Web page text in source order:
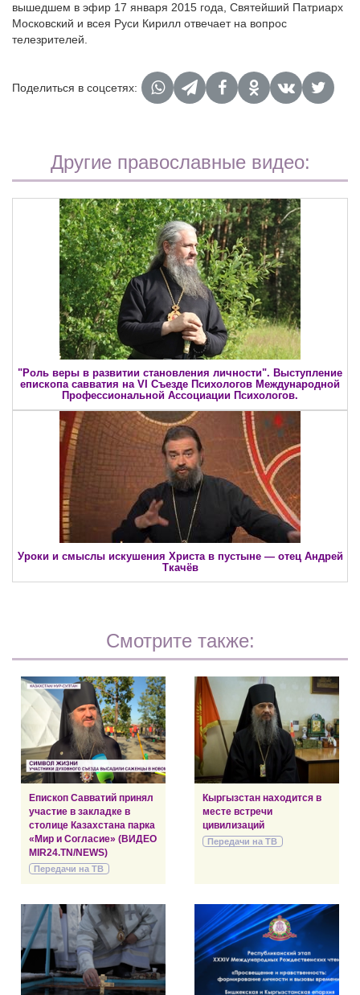
вышедшем в эфир 17 января 2015 года, Святейший Патриарх
Московский и всея Руси Кирилл отвечает на вопрос
телезрителей.
Поделиться в соцсетях:
Другие православные видео:
"Роль веры в развитии становления личности". Выступление
епископа савватия на VI Съезде Психологов Международной
Профессиональной Ассоциации Психологов.
Уроки и смыслы искушения Христа в пустыне — отец Андрей
Ткачёв
Смотрите также:
Епископ Савватий принял
участие в закладке в
столице Казахстана парка
«Мир и Согласие» (ВИДЕО
MIR24.TN/NEWS)
Передачи на ТВ
Кыргызстан находится в
месте встречи
цивилизаций
Передачи на ТВ